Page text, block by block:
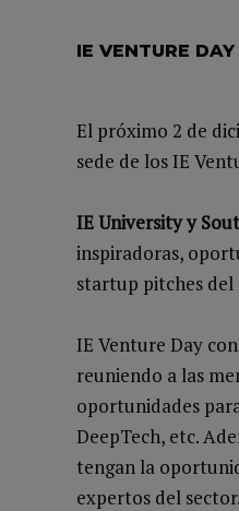
IE VENTURE
El próximo 2 de
sede de los IE
IE University y
inspiradoras,
startup pitches
IE Venture Day
reuniendo a las
oportunidades
DeepTech, etc.
tengan la
expertos del sector.